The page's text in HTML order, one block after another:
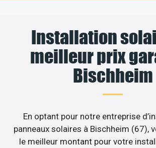
Installation
meilleur prix
Bischheim
En optant pour notre entreprise
panneaux solaires à Bischheim (67),
le meilleur montant pour votre